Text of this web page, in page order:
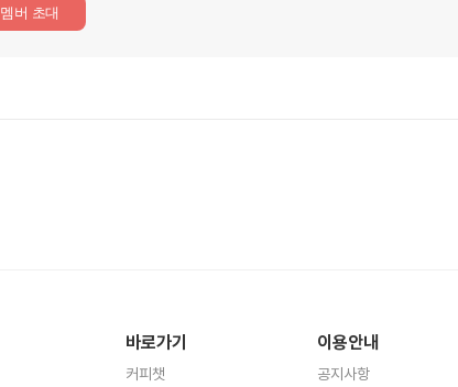
멤버 초대
바로가기
커피챗
이용안내
공지사항